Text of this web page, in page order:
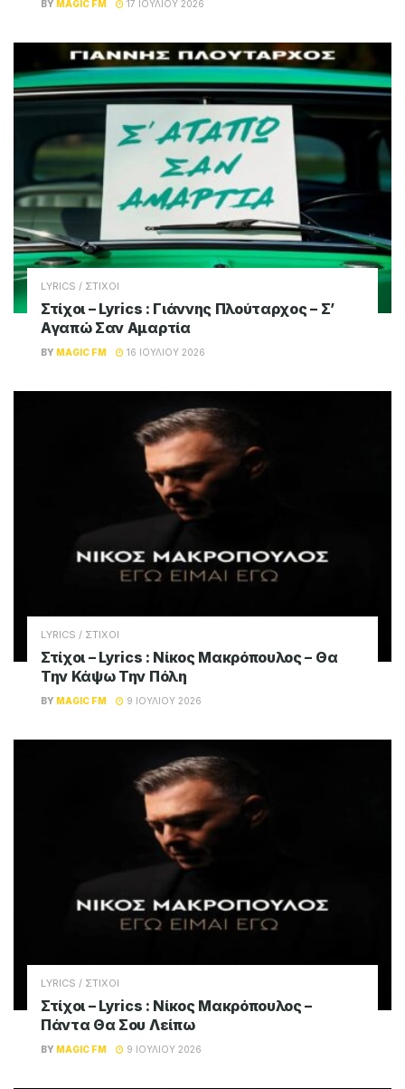
BY MAGIC FM 17 ΙΟΥΛΊΟΥ 2026
LYRICS / ΣΤΙΧΟΙ
Στίχοι – Lyrics : Γιάννης Πλούταρχος – Σ’
Αγαπώ Σαν Αμαρτία
BY MAGIC FM 16 ΙΟΥΛΊΟΥ 2026
LYRICS / ΣΤΙΧΟΙ
Στίχοι – Lyrics : Νίκος Μακρόπουλος – Θα
Την Κάψω Την Πόλη
BY MAGIC FM 9 ΙΟΥΛΊΟΥ 2026
LYRICS / ΣΤΙΧΟΙ
Στίχοι – Lyrics : Νίκος Μακρόπουλος –
Πάντα Θα Σου Λείπω
BY MAGIC FM 9 ΙΟΥΛΊΟΥ 2026